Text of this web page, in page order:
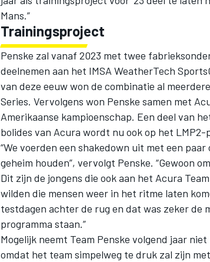
Mans.”
Trainingsproject
Penske zal vanaf 2023 met twee
deelnemen aan het IMSA WeatherTech
van deze eeuw won de combinatie al
Series. Vervolgens won Penske samen met
Amerikaanse kampioenschap. Een deel van
bolides van Acura wordt nu ook op het
“We voerden een shakedown uit met een
geheim houden”, vervolgt Penske. “Gewoon
Dit zijn de jongens die ook aan het Acura
wilden die mensen weer in het ritme laten
testdagen achter de rug en dat was zeker de
programma staan.”
Mogelijk neemt Team Penske volgend jaar
omdat het team simpelweg te druk zal zijn